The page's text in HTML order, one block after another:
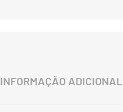
INFORMAÇÃO ADICIONAL